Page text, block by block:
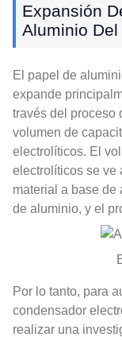
Expansión
Aluminio
El papel de
expande
través del proceso
volumen de
electrolíticos. El
electrolíticos se ve
material a base de
de aluminio, y el
Por lo tanto, para
condensador
realizar una